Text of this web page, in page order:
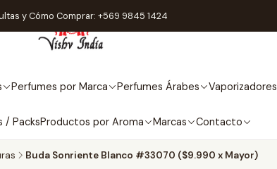
Perfumes por Marca Perfumes Árabes Vaporizadores
/ PacksProductos por Aroma Marcas Contacto
y Cómo Comprar: +569 9845 1424
Buda Sonriente Blanco #33070 ($9.990 x Mayor)